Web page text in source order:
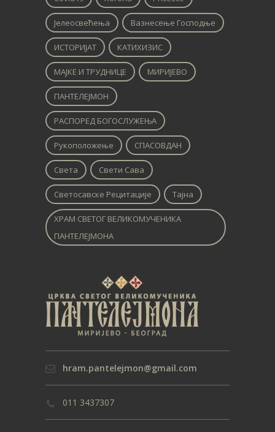
Јелеосвећења Вазнесење Господње
ИСТОРИЈАТ КАТИХИЗИС
МАЈКЕ И ТРУДНИЦЕ МИРИЈЕВО
ПАНТЕЛЕЈМОН
РАСПОРЕД БОГОСЛУЖЕЊА
Рукоположење СПАСОВДАН
Света Свети Сава
Светосавске Рецитације Тајна
ХРАМ СВЕТОГ ВЕЛИКОМУЧЕНИКА
ПАНТЕЛЕЈМОНА
hram.pantelejmon@gmail.com
011 3437307